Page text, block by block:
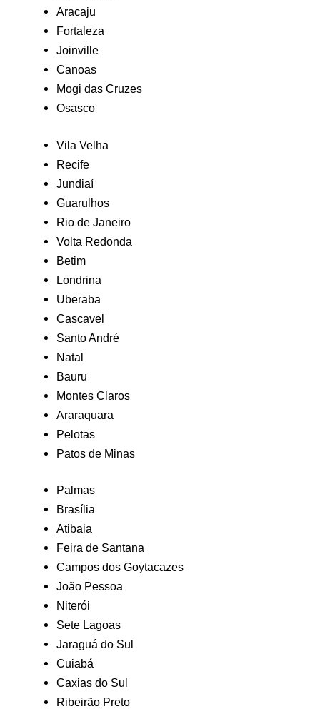
Aracaju
Fortaleza
Joinville
Canoas
Mogi das Cruzes
Osasco
Vila Velha
Recife
Jundiaí
Guarulhos
Rio de Janeiro
Volta Redonda
Betim
Londrina
Uberaba
Cascavel
Santo André
Natal
Bauru
Montes Claros
Araraquara
Pelotas
Patos de Minas
Palmas
Brasília
Atibaia
Feira de Santana
Campos dos Goytacazes
João Pessoa
Niterói
Sete Lagoas
Jaraguá do Sul
Cuiabá
Caxias do Sul
Ribeirão Preto